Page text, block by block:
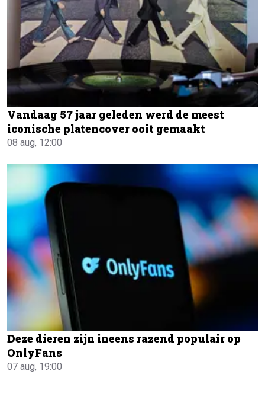
Vandaag 57 jaar geleden werd de meest
iconische platencover ooit gemaakt
08 aug, 12:00
Deze dieren zijn ineens razend populair op
OnlyFans
07 aug, 19:00